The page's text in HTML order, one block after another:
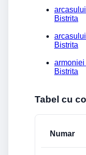
Bistrita
Bistrita
Bistrita
Tabel cu